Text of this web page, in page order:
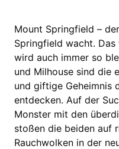
Mount Springfield –
Springfield wacht.
wird auch immer so
und Milhouse sind die
und giftige Geheimnis
entdecken. Auf der
Monster mit den
stoßen die beiden auf
Rauchwolken in der